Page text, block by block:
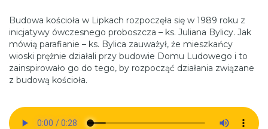
Budowa kościoła w Lipkach rozpoczęła się w 1989 roku z
inicjatywy ówczesnego proboszcza – ks. Juliana Bylicy. Jak
mówią parafianie – ks. Bylica zauważył, że mieszkańcy
wioski prężnie działali przy budowie Domu Ludowego i to
zainspirowało go do tego, by rozpocząć działania związane
z budową kościoła.